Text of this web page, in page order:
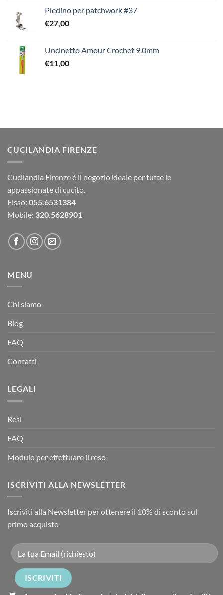
Piedino per patchwork #37
€27,00
Uncinetto Amour Crochet 9.0mm
€11,00
CUCILANDIA FIRENZE
Cucilandia Firenze è il negozio ideale per tutte le
appassionate di cucito.
Fisso: 055.6531384
Mobile: 320.5628901
MENU
Chi siamo
Blog
FAQ
Contatti
LEGALI
Resi
FAQ
Modulo per effettuare il reso
ISCRIVITI ALLA NEWSLETTER
Iscriviti alla Newsletter per ottenere il 10% di sconto sul
primo acquisto